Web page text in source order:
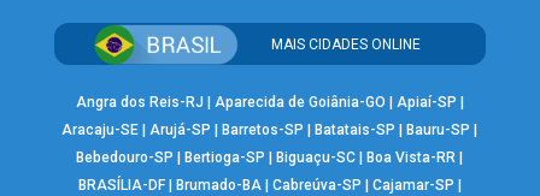
MAIS CIDADES ONLINE
Angra dos Reis-RJ Aparecida de Goiânia-GO Apiaí-SP
Aracaju-SE |Arujá-SP Barretos-SP Batatais-SP Bauru-SP
Bebedouro-SP
Bertioga-SP Biguaçu-SC Boa Vista-RR
BRASÍLIA-DF| Brumado-BA| Cabreúva-SP Cajamar-SP